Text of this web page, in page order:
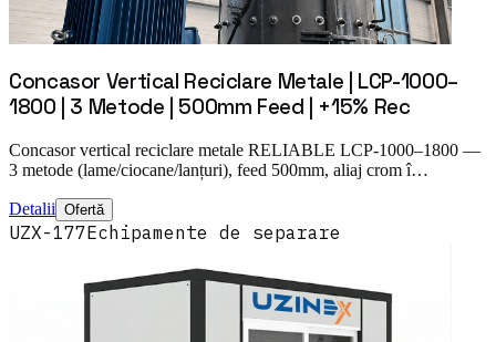
Concasor Vertical Reciclare Metale | LCP-1000–
1800 | 3 Metode | 500mm Feed | +15% Rec
Concasor vertical reciclare metale RELIABLE LCP-1000–1800 —
3 metode (lame/ciocane/lanțuri), feed 500mm, aliaj crom î…
Detalii Ofertă
UZX-177Echipamente de separare